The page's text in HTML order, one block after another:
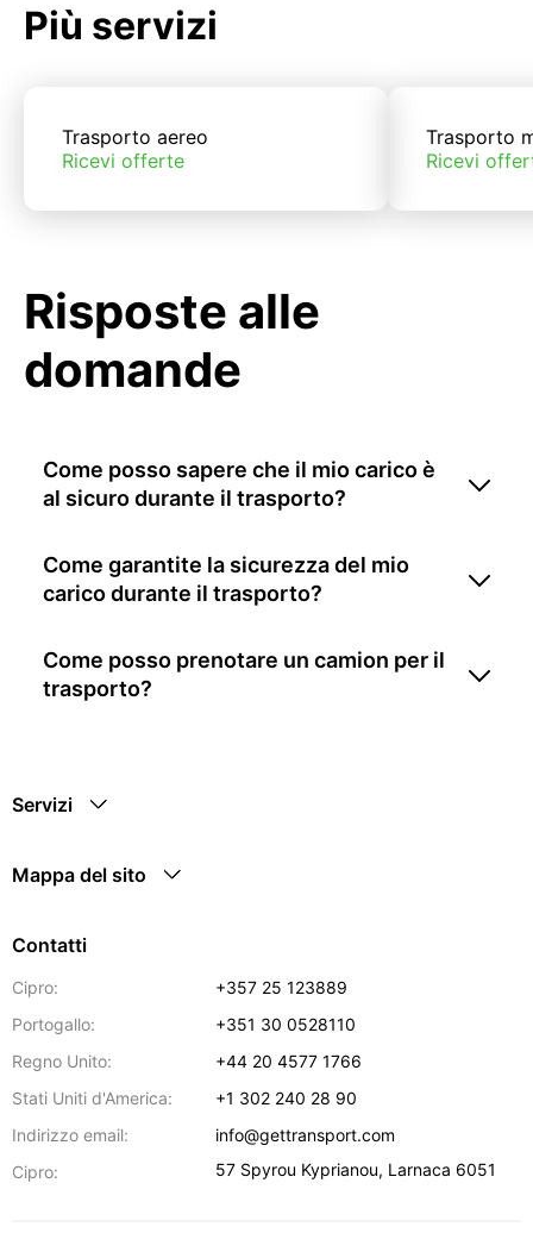
Più servizi
Trasporto aereo
Ricevi offerte
Trasporto
Ricevi
Risposte alle
domande
Come posso sapere che il mio carico è
al sicuro durante il trasporto?
Come garantite la sicurezza del mio
carico durante il trasporto?
Come posso prenotare un camion per il
trasporto?
Servizi
Mappa del sito
Contatti
Cipro:
+357 25 123889
Portogallo:
+351 30 0528110
Regno Unito:
+44 20 4577 1766
Stati Uniti d'America:
+1 302 240 28 90
Indirizzo email:
info@gettransport.com
Cipro:
57 Spyrou Kyprianou, Larnaca 6051